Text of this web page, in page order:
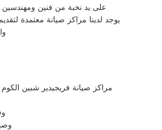
على يد نخبة من فنين ومهندسين
يوجد لدينا مراكز صيانة معتمدة
مراكز صيانة فريجيدير شبين